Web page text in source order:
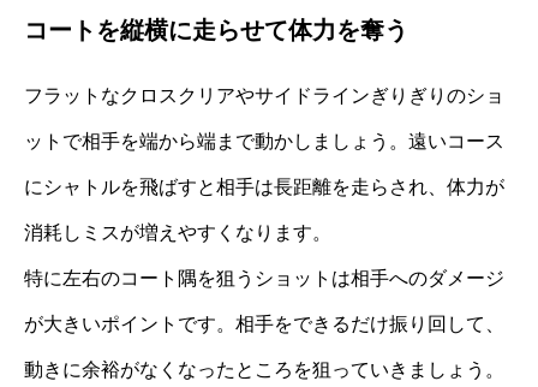
コートを縦横に走らせて体力を奪う
フラットなクロスクリアやサイドラインぎりぎりのショ
ットで相手を端から端まで動かしましょう。遠いコース
にシャトルを飛ばすと相手は長距離を走らされ、体力が
消耗しミスが増えやすくなります。
特に左右のコート隅を狙うショットは相手へのダメージ
が大きいポイントです。相手をできるだけ振り回して、
動きに余裕がなくなったところを狙っていきましょう。